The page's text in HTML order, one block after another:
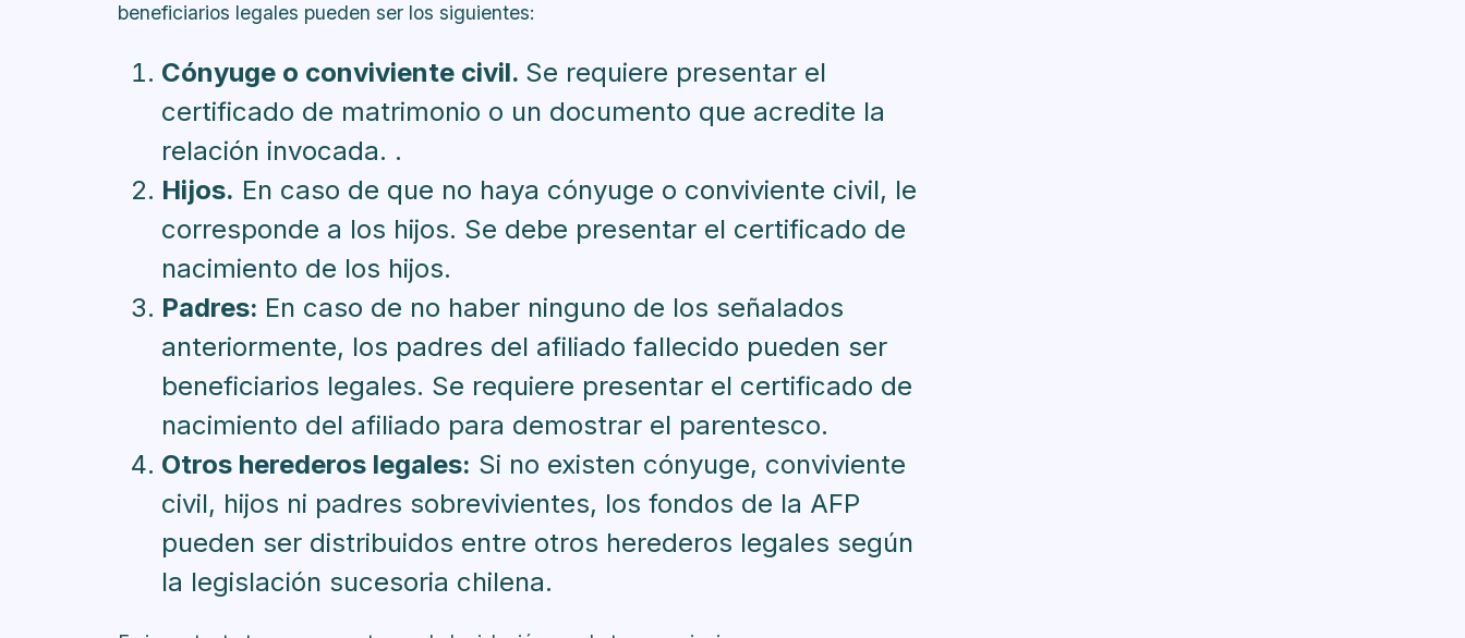
beneficiarios legales pueden ser los siguientes:
Cónyuge o conviviente civil. Se requiere presentar el
certificado de matrimonio o un documento que acredite la
relación invocada. .
Hijos. En caso de que no haya cónyuge o conviviente civil, le
corresponde a los hijos. Se debe presentar el certificado de
nacimiento de los hijos.
Padres: En caso de no haber ninguno de los señalados
anteriormente, los padres del afiliado fallecido pueden ser
beneficiarios legales. Se requiere presentar el certificado de
nacimiento del afiliado para demostrar el parentesco.
Otros herederos legales: Si no existen cónyuge, conviviente
civil, hijos ni padres sobrevivientes, los fondos de la AFP
pueden ser distribuidos entre otros herederos legales según
la legislación sucesoria chilena.